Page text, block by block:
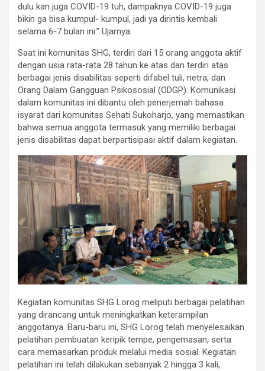
dulu kan juga COVID-19 tuh, dampaknya COVID-19 juga
bikin ga bisa kumpul- kumpul, jadi ya dirintis kembali
selama 6-7 bulan ini.” Ujarnya.
Saat ini komunitas SHG, terdiri dari 15 orang anggota aktif
dengan usia rata-rata 28 tahun ke atas dan terdiri atas
berbagai jenis disabilitas seperti difabel tuli, netra, dan
Orang Dalam Gangguan Psikososial (ODGP). Komunikasi
dalam komunitas ini dibantu oleh penerjemah bahasa
isyarat dari komunitas Sehati Sukoharjo, yang memastikan
bahwa semua anggota termasuk yang memiliki berbagai
jenis disabilitas dapat berpartisipasi aktif dalam kegiatan.
Kegiatan komunitas SHG Lorog meliputi berbagai pelatihan
yang dirancang untuk meningkatkan keterampilan
anggotanya. Baru-baru ini, SHG Lorog telah menyelesaikan
pelatihan pembuatan keripik tempe, pengemasan, serta
cara memasarkan produk melalui media sosial. Kegiatan
pelatihan ini telah dilakukan sebanyak 2 hingga 3 kali,